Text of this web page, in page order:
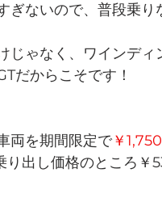
ぎないので、普段乗
じゃなく、ワインデ
だからこそです！
両を期間限定で￥
り出し価格のところ￥